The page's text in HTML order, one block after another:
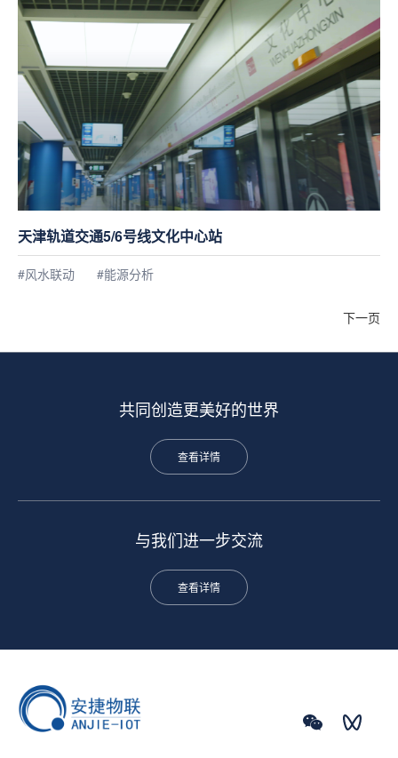
天津轨道交通5/6号线文化中心站
#风水联动 #能源分析
下一页
共同创造更美好的世界
查看详情
与我们进一步交流
查看详情